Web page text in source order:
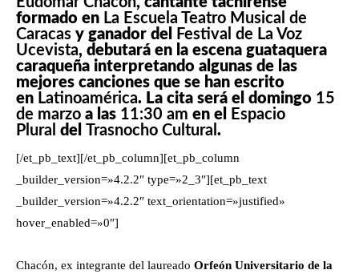
formado en La Escuela Teatro Musical de
Caracas y ganador del
Festival de La Voz
Ucevista, debutará en la escena guataquera
caraqueña interpretando algunas de las
mejores canciones que se han escrito
en Latinoamérica. La cita será el domingo 15
de marzo a las 11:30 am en el
Espacio
Plural del Trasnocho Cultural .
[/et_pb_text][/et_pb_column][et_pb_column
_builder_version=»4.2.2″ type=»2_3″][et_pb_text
_builder_version=»4.2.2″ text_orientation=»justified»
hover_enabled=»0″]
Chacón, ex integrante del laureado Orfeón Universitario de la